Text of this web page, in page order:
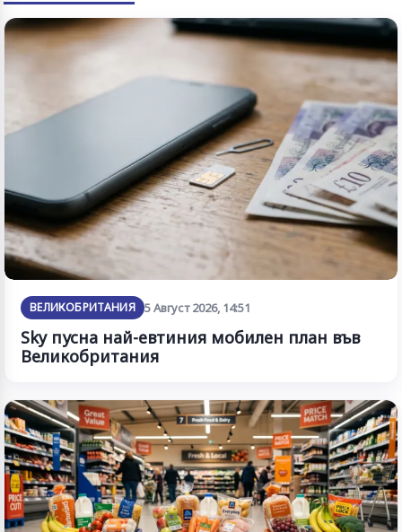
ВЕЛИКОБРИТАНИЯ 5 Август 2026, 14:51
Sky пусна най-евтиния мобилен план във
Великобритания